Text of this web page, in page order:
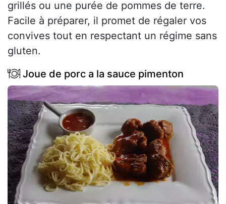
grillés ou une purée de pommes de terre.
Facile à préparer, il promet de régaler vos
convives tout en respectant un régime sans
gluten.
Joue de porc a la sauce pimenton